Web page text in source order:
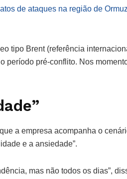
de ataques na região de Ormuz
tipo Brent (referência
período pré-conflito. Nos
a empresa acompanha o
e a ansiedade”.
mas não todos os dias”,